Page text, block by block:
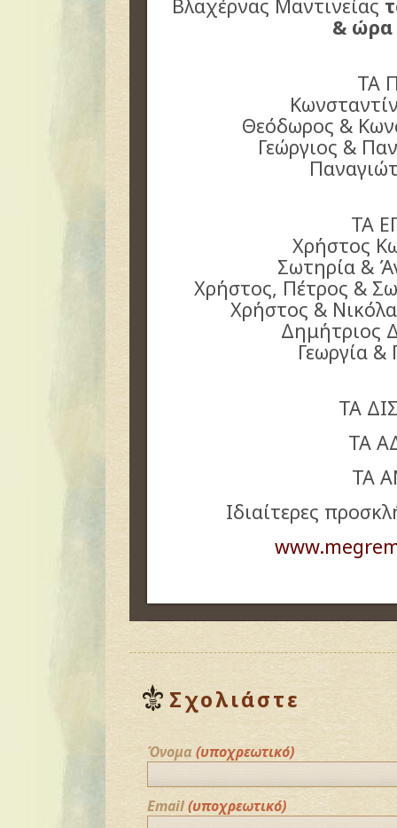
Βλαχέρνας Μαντινείας
& ώρα
ΤΑ
Θεόδωρος &
Γεώργιος &
ΤΑ
Χρήστος
Σωτηρία &
Χρήστος, Πέτρος &
Χρήστος &
Δημήτριος
Γεωργία
ΤΑ
ΤΑ
ΤΑ
Ιδιαίτερες
Σχολιάστε
Όνομα (υποχρεωτικό)
Email(υποχρεωτικό)